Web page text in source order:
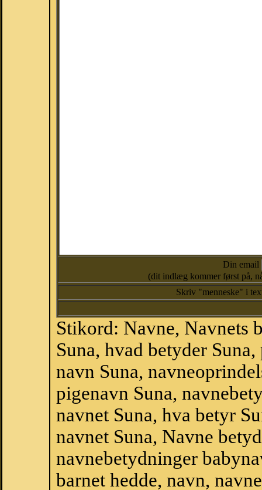
Din email
(dit indlæg kommer først på,
Skriv "menneske" i
Stikord: Navne, Navnets
Suna, hvad betyder
navn Suna,
pigenavn Suna,
navnet Suna, hva betyr
navnet Suna, Navne
navnebetydninger
barnet hedde, navn,